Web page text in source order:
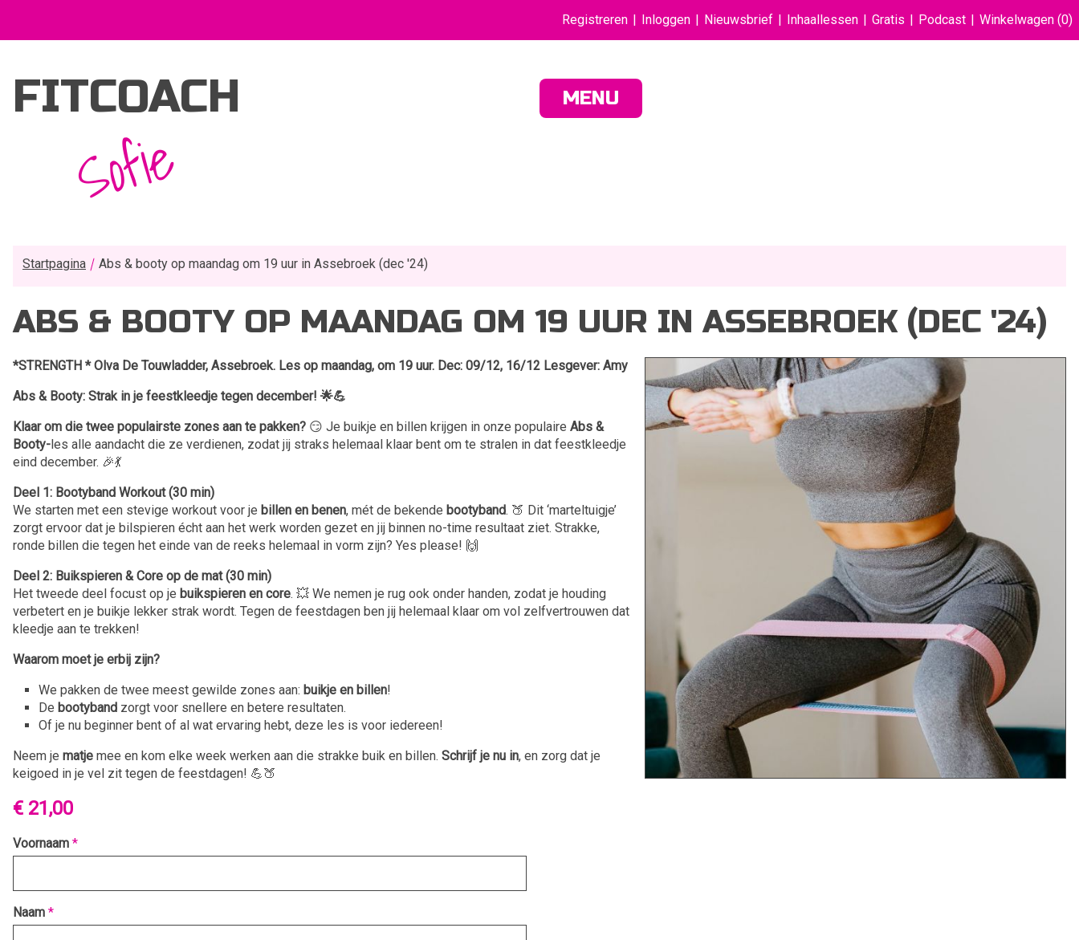
Registreren Inloggen Nieuwsbrief Inhaallessen Gratis Podcast Winkelwagen (0)
FITCOACH
Sofie
MENU
Startpagina Abs & booty op maandag om 19 uur in Assebroek (dec '24)
ABS & BOOTY OP MAANDAG OM 19 UUR IN ASSEBROEK (DEC '24)
*STRENGTH * Olva De Touwladder, Assebroek. Les op maandag, om 19 uur. Dec: 09/12, 16/12 Lesgever: Amy
Abs & Booty: Strak in je feestkleedje tegen december! 🌟💪
Klaar om die twee populairste zones aan te pakken? 😏 Je buikje en billen krijgen in onze populaire Abs &
Booty-les alle aandacht die ze verdienen, zodat jij straks helemaal klaar bent om te stralen in dat feestkleedje
eind december. 🎉💃
Deel 1: Bootyband Workout (30 min)
We starten met een stevige workout voor je billen en benen, mét de bekende bootyband. 🍑 Dit ‘marteltuigje’
zorgt ervoor dat je bilspieren écht aan het werk worden gezet en jij binnen no-time resultaat ziet. Strakke,
ronde billen die tegen het einde van de reeks helemaal in vorm zijn? Yes please! 🙌
Deel 2: Buikspieren & Core op de mat (30 min)
Het tweede deel focust op je buikspieren en core. 💥 We nemen je rug ook onder handen, zodat je houding
verbetert en je buikje lekker strak wordt. Tegen de feestdagen ben jij helemaal klaar om vol zelfvertrouwen dat
kleedje aan te trekken!
Waarom moet je erbij zijn?
We pakken de twee meest gewilde zones aan: buikje en billen!
De bootyband zorgt voor snellere en betere resultaten.
Of je nu beginner bent of al wat ervaring hebt, deze les is voor iedereen!
Neem je matje mee en kom elke week werken aan die strakke buik en billen. Schrijf je nu in, en zorg dat je
keigoed in je vel zit tegen de feestdagen! 💪🍑
€ 21,00
Voornaam *
Naam *